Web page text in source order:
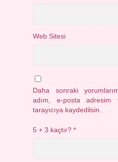
Web Sitesi
Daha sonraki
adım, e-posta
tarayıcıya kaydedilsin.
5 + 3 kaçtır?*